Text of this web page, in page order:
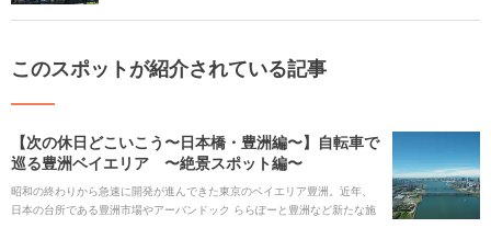
このスポットが紹介されている記事
【次の休日どこいこう〜日本橋・豊洲編〜】自転車で
巡る豊洲ベイエリア 〜絶景スポット編〜
昭和の終わりから急速に開発が進んできた東京のベイエリア豊洲。近年、
日本の台所である豊洲市場やアーバンドック ららぽーと豊洲など新たな施